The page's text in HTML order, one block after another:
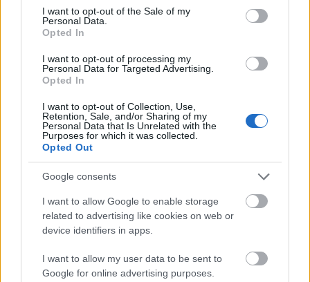
consent section.
I want to opt-out of the Sale of my
Personal Data.
Opted In
I want to opt-out of processing my
Personal Data for Targeted Advertising.
Opted In
I want to opt-out of Collection, Use,
Retention, Sale, and/or Sharing of my
Personal Data that Is Unrelated with the
Purposes for which it was collected.
Opted Out
Google consents
I want to allow Google to enable storage
related to advertising like cookies on web or
device identifiers in apps.
I want to allow my user data to be sent to
Google for online advertising purposes.
Olvasóder Február 14
2011. 02. 15.|Ambrus Attila
Barátom (ama ritka emberfajtából, aki ma olvas) mondja,
nem csak az a baj a sajtóval, hogy nem tudja fülön csípni a
Nagy Manipulátor(oka)t!
tovább